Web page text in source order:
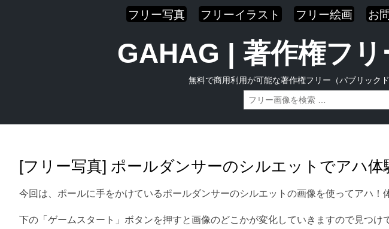
フリー写真 フリーイラスト フリー絵画 お
GAHAG | 著作権フ
無料で商用利用が可能な著作権フリー（パブリック
[フリー写真] ポールダンサーのシルエットでアハ体
今回は、ポールに手をかけているポールダンサーのシルエットの画像を使ってアハ！
下の「ゲームスタート」ボタンを押すと画像のどこかが変化していきますので見つけ